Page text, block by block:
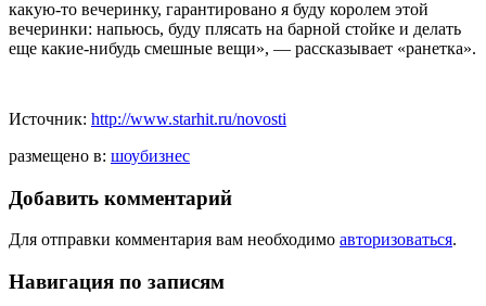
какую-то вечеринку, гарантировано я буду королем этой
вечеринки: напьюсь, буду плясать на барной стойке и делать
еще какие-нибудь смешные вещи», — рассказывает «ранетка».
Источник: http://www.starhit.ru/novosti
размещено в: шоубизнес
Добавить комментарий
Для отправки комментария вам необходимо авторизоваться.
Навигация по записям